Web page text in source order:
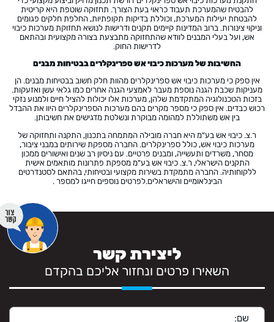
להבטיח שהמערכת תעבוד כראוי בעת הצורך. תחזוקה שוטפת היא קריטית
להבטחת יעילות המערכת, וכוללת בדיקות תקופתיות, החלפת חלקים פגומים
וניקוי צינורות. ברוב המדינות קיימים תקנים ודרישות לנושא תחזוקת מערכות כיבוי
אש, ועל בעלי המבנים לוודא שהתחזוקה מתבצעת בצורה מקצועית ובהתאם
לדרישות החוק.
החשיבות של מערכות כיבוי אש ספרינקלרים בבטיחות מבנים
אין ספק כי מערכות כיבוי אש ספרינקלרים מהוות חלק חשוב בבטיחות מבנים. הן
מעניקות שכבת הגנה נוספת מעבר לאמצעי הגנה אחרים כמו גלאי עשן ואזעקות.
בזכות הטכנולוגיה המתקדמת שלהן, מערכות אלו יכולות להציל חיים ולמנוע נזקי
רכוש כבדים. אין ספק כי מספר מקרים בהם מערכות הספרינקלרים היוו את ההבדל
בין אש משתוללת למהומה מבוקרת ונשלטת מדגישים את חשיבותן.
ר.צ. כיבוי אש בע"מ היא חברה מובילה המתמחה בתכנון, התקנה ותחזוקה של
מערכות כיבוי אש, כולל ספרינקלרים. החברה מספקת שירותים במבני ציבור,
מסחר, משרדים ותעשייה, ומבנים פרטיים. עם ניסיון רב שנים ואישורים ממכון
התקנים הישראלי, ר.צ. כיבוי אש בע"מ מספקת פתרונות מותאמים אישית
ללקוחותיה. החברה מתמקדת בשירות מקצועי ובטיחותי, בהתאם לסטנדרטים
הבינלאומיים והישראלים.לפרטים נוספים חייגו למספר .
ליצירת קשר
השאירו פרטים ונחזור אליכם בהקדם